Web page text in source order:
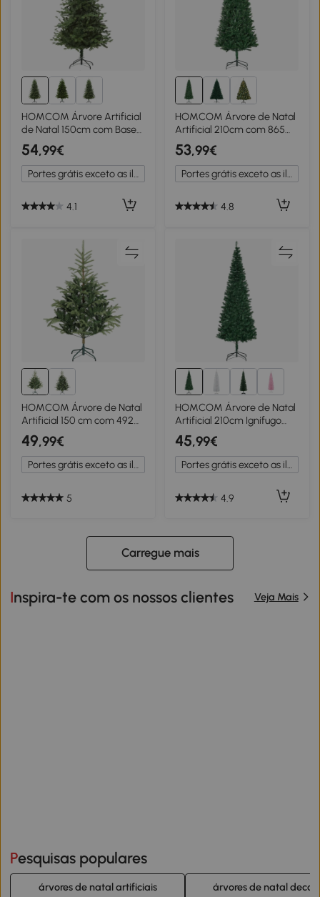
HOMCOM Árvore Artificial
de Natal 150cm com Base
Dobrável 440 Galhos PE
Tridente e PVC Individual
Árvore de Natal Decorativa
Exterior Interior
54,99€
Portes grátis exceto as ilhas
4.1
HOMCOM Árvore de Natal
Artificial 210cm com 865
Ramos Ecológicos
Decoração de Natal para
Interiores Φ91x210cm
Verde
53,99€
Portes grátis exceto as ilhas
4.8
HOMCOM Árvore de Natal
Artificial 150 cm com 492
Ramos Densos e Suporte
Metálico Dobrável para
Interior Verde
49,99€
Portes grátis exceto as ilhas
5
3+
HOMCOM Árvore de Natal
Artificial 210cm Ignífugo
com 631 Ramos de PVC e
Suporte de Metal
Decoração de Natal para
Interiores Verde
45,99€
Portes grátis exceto as ilhas
4.9
Carregue mais
Inspira-te com os nossos clientes Veja Mais
Pesquisas populares
árvores de natal artificiais árvores de natal